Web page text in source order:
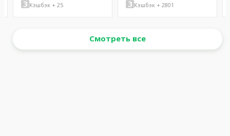
Кэшбэк + 25 Кэшбэк + 2801
Смотреть все